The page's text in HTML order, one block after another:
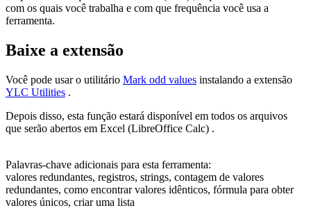
com os quais você trabalha e com que frequência você usa a
ferramenta.
Baixe a extensão
Você pode usar o utilitário Mark odd values instalando a extensão
YLC Utilities .
Depois disso, esta função estará disponível em todos os arquivos
que serão abertos em Excel (LibreOffice Calc) .
Palavras-chave adicionais para esta ferramenta:
valores redundantes, registros, strings, contagem de valores
redundantes, como encontrar valores idênticos, fórmula para obter
valores únicos, criar uma lista